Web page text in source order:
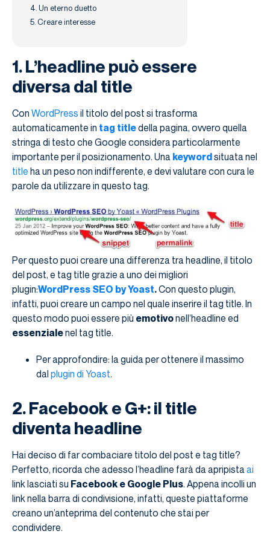
4. Un eterno duetto
5. Creare interesse
1. L’headline può essere
diversa dal title
Con WordPress il titolo del post si trasforma
automaticamente in tag titledella pagina, ovvero quella
stringa di testo che Google considera particolarmente
importante per il posizionamento. Una keywordsituata nel
title ha un peso non indifferente, e devi valutare con cura le
parole da utilizzare in questo tag.
Per questo puoi creare una differenza tra headline, il titolo
del post, e tag title grazie a uno dei migliori
plugin:WordPress SEO by Yoast.Con questo plugin,
infatti, puoi creare un campo nel quale inserire il tag title. In
questo modo puoi essere più emotivonell’headline ed
essenzialenel tag title.
Per approfondire: la guida per ottenere il massimo
dal plugin di Yoast.
2. Facebook e G+: il title
diventa headline
Hai deciso di far combaciare titolo del post e tag title?
Perfetto, ricorda che adesso l’headline farà da apripista ai
link lasciati su Facebook e Google Plus. Appena incolli un
link nella barra di condivisione, infatti, queste piattaforme
creano un’anteprima del contenuto che stai per
condividere.